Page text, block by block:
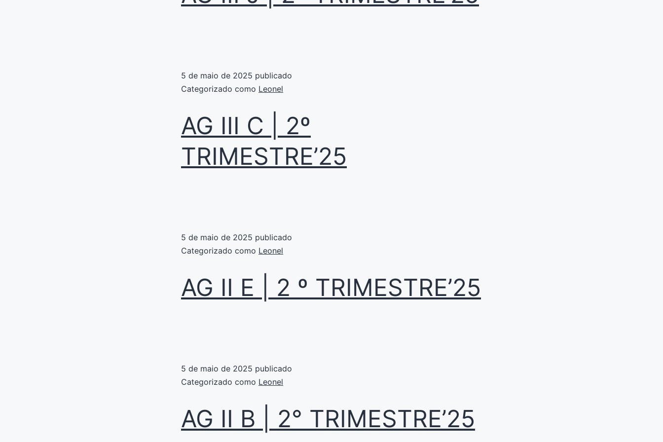
5 de maio de 2025 publicado
Categorizado como Leonel
AG III C | 2º
TRIMESTRE’25
5 de maio de 2025 publicado
Categorizado como Leonel
AG II E | 2 º TRIMESTRE’25
5 de maio de 2025 publicado
Categorizado como Leonel
AG II B | 2° TRIMESTRE’25